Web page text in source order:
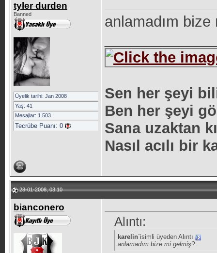
tyler durden
Banned
Üyelik tarihi: Jan 2008
Yaş: 41
Mesajlar: 1.503
Tecrübe Puanı: 0
anlamadım
Sen her şeyi
Ben her şeyi
Sana uzaktan
Nasıl acılı bir
28-01-2008, 03:10
bianconero
Alıntı:
karelin´isimli üyeden Alıntı
anlamadım bize mi gelmiş?